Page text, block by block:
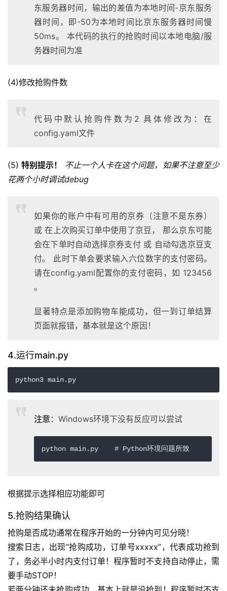
东服务器时间，输出的差值为本地时间-京东服务
器时间，即-50为本地时间比京东服务器时间慢
50ms。 本代码的执行的抢购时间以本地电脑/服
务器时间为准
(4)修改抢购件数
代码中默认抢购件数为2 具体修改为：在
config.yaml文件
(5) 特别提示！
不止一个人卡在这个问题，如果不注意至少
花两个小时调试debug
如果你的账户中有可用的京券（注意不是东券）
或 在上次购买订单中使用了京豆， 那么京东可能
会在下单时自动选择京券支付 或 自动勾选京豆支
付。 此时下单会要求输入六位数字的支付密码。
请在config.yaml配置你的支付密码，如 123456
。
显著特点是添加购物车能成功，但一到订单结算
页面就报错，基本就是这个原因！
4.运行main.py
python3 main.py
注意 ：Windows环境下没有反应可以尝试
python main.py # Python环境问题所致
根据提示选择相应功能即可
5.抢购结果确认
抢购是否成功通常在程序开始的一分钟内可见分晓！
搜索日志，出现“抢购成功，订单号xxxxx”，代表成功抢到
了，务必半小时内支付订单！程序暂时不支持自动停止，需
要手动STOP！